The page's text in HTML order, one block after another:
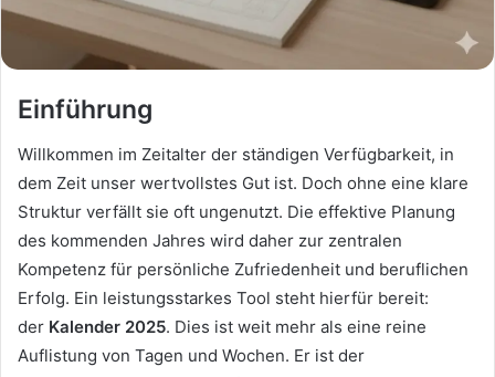
Einführung
Willkommen im Zeitalter der ständigen Verfügbarkeit, in
dem Zeit unser wertvollstes Gut ist. Doch ohne eine klare
Struktur verfällt sie oft ungenutzt. Die effektive Planung
des kommenden Jahres wird daher zur zentralen
Kompetenz für persönliche Zufriedenheit und beruflichen
Erfolg. Ein leistungsstarkes Tool steht hierfür bereit:
der Kalender 2025. Dies ist weit mehr als eine reine
Auflistung von Tagen und Wochen. Er ist der